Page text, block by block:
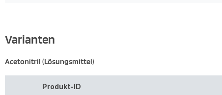
Varianten
Acetonitril (Lösungsmittel)
Produkt-ID